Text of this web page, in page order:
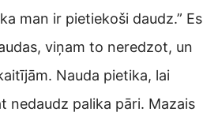
man ir pietiekoši daudz.” Es
viņam to neredzot, un
Nauda pietika, lai
nedaudz palika pāri. Mazais